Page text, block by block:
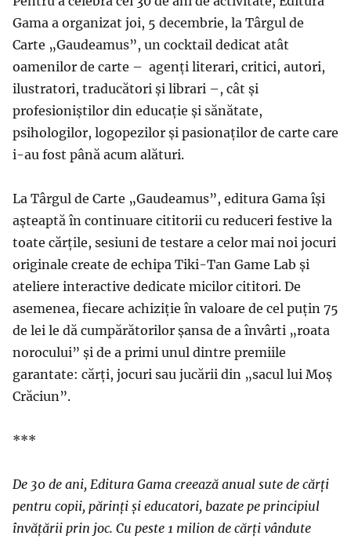
Gama a organizat joi, 5 decembrie, la Târgul de
Carte „Gaudeamus”, un cocktail dedicat atât
oamenilor de carte – agenți literari, critici, autori,
ilustratori, traducători și librari –, cât și
profesioniștilor din educație și sănătate,
psihologilor, logopezilor și pasionaților de carte care
i-au fost până acum alături.
La Târgul de Carte „Gaudeamus”, editura Gama își
așteaptă în continuare cititorii cu reduceri festive la
toate cărțile, sesiuni de testare a celor mai noi jocuri
originale create de echipa Tiki-Tan Game Lab și
ateliere interactive dedicate micilor cititori. De
asemenea, fiecare achiziție în valoare de cel puțin 75
de lei le dă cumpărătorilor șansa de a învârti „roata
norocului” și de a primi unul dintre premiile
garantate: cărți, jocuri sau jucării din „sacul lui Moș
Crăciun”.
***
De 30 de ani, Editura Gama creează anual sute de cărți
pentru copii, părinți și educatori, bazate pe principiul
învățării prin joc. Cu peste 1 milion de cărți vândute